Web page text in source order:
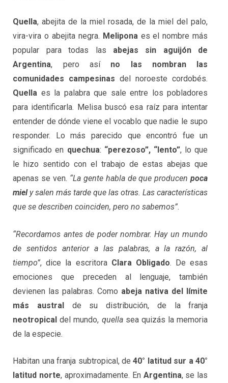
Quella, abejita de la miel rosada, de la miel del palo,
vira-vira o abejita negra. Meliponaes el nombre más
popular para todas las abejas sin aguijón de
Argentina, pero así no las nombran las
comunidades campesinas del noroeste cordobés.
Quella es la palabra que sale entre los pobladores
para identificarla. Melisa buscó esa raíz para intentar
entender de dónde viene el vocablo que nadie le supo
responder. Lo más parecido que encontró fue un
significado en quechua: “perezoso”, “lento”, lo que
le hizo sentido con el trabajo de estas abejas que
apenas se ven. “La gente habla de que producenpoca
miely salen más tarde que las otras. Las características
que se describen coinciden, pero no sabemos”.
“Recordamos antes de poder nombrar. Hay un mundo
de sentidos anterior a las palabras, a la razón, al
tiempo”, dice la escritora Clara Obligado. De esas
emociones que preceden al lenguaje, también
devienen las palabras. Como abeja nativa del límite
más australde su distribución, de la franja
neotropical del mundo, quellasea quizás la memoria
de la especie.
Habitan una franja subtropical, de40° latitud sur a 40°
latitud norte, aproximadamente. En Argentina, se las